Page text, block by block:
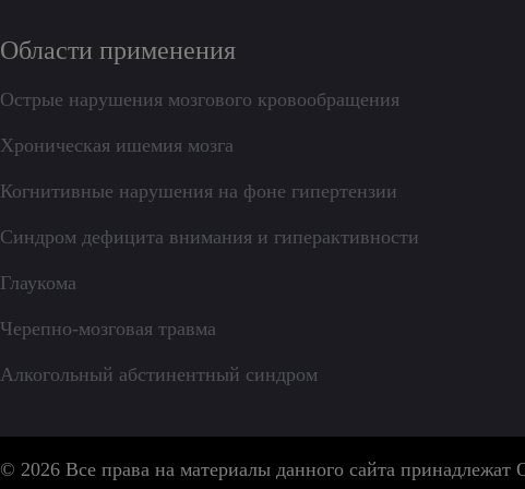
Области применения
Острые нарушения мозгового кровообращения
Хроническая ишемия мозга
Когнитивные нарушения на фоне гипертензии
Синдром дефицита внимания и гиперактивности
Глаукома
Черепно-мозговая травма
Алкогольный абстинентный синдром
© 2026 Все права на материалы данного сайта